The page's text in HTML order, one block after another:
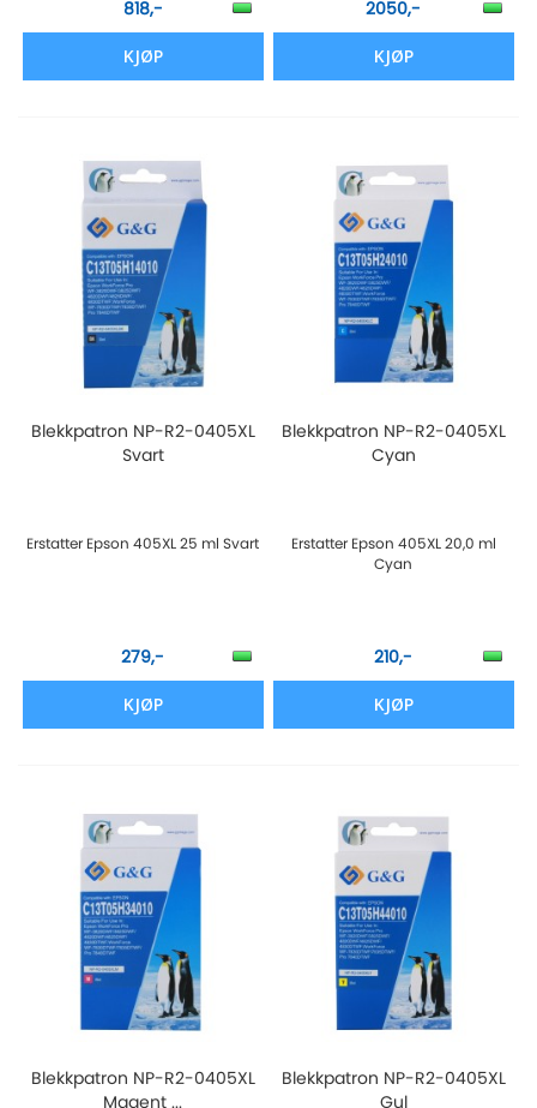
818,-
KJØP
2050,-
KJØP
Blekkpatron NP-R2-0405XL
Svart
Erstatter Epson 405XL 25 ml Svart
279,-
KJØP
Blekkpatron NP-R2-0405XL
Cyan
Erstatter Epson 405XL 20,0 ml
Cyan
210,-
KJØP
Blekkpatron NP-R2-0405XL
Magent ...
Blekkpatron NP-R2-0405XL
Gul